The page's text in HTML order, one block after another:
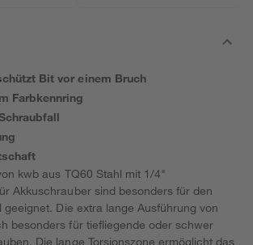
Bit vor einem Bruch
Farbkennring
kwb aus TQ60 Stahl mit 1/4"
Akkuschrauber sind besonders für den
geeignet. Die extra lange Ausführung von
besonders für tiefliegende oder schwer
Die lange Torsionszone ermöglicht das